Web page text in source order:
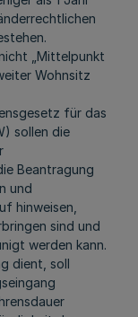
„Mittelpunkt
Wohnsitz
für das
sollen die
Beantragung
und
hinweisen,
sind und
werden kann.
dient, soll